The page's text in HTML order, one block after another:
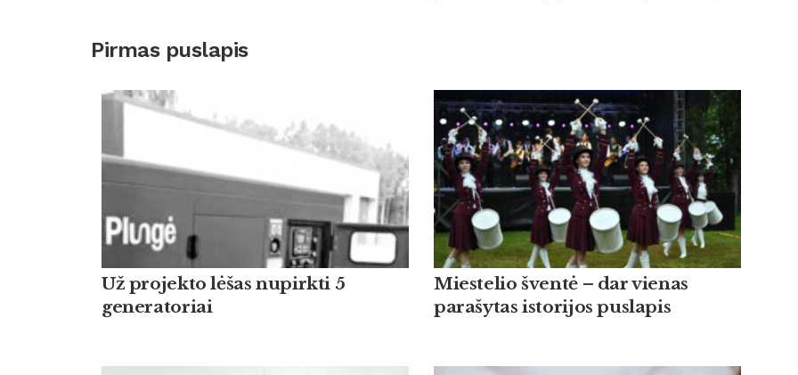
Pirmas puslapis
Už projekto lėšas nupirkti 5
generatoriai
Miestelio šventė – dar vienas
parašytas istorijos puslapis